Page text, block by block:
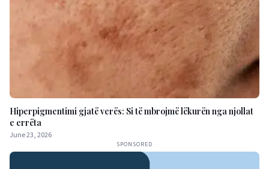
Hiperpigmentimi gjatë verës: Si të mbrojmë lëkurën nga njollat
e errëta
June 23, 2026
SPONSORED